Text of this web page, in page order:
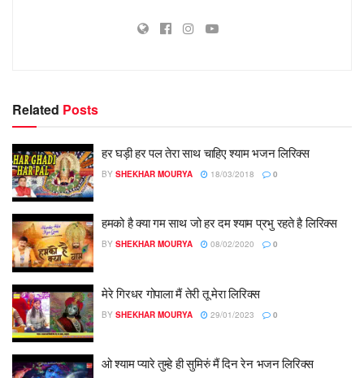
Related Posts
हर घड़ी हर पल तेरा साथ चाहिए श्याम भजन लिरिक्स
BY SHEKHAR MOURYA 18/03/2018 0
हमको है क्या गम साथ जो हर दम श्याम प्रभु रहते है लिरिक्स
BY SHEKHAR MOURYA 08/02/2020 0
मेरे गिरधर गोपाला मैं तेरी तू मेरा लिरिक्स
BY SHEKHAR MOURYA 29/01/2023 0
ओ श्याम प्यारे तुम्हे ही सुमिरुं मैं दिन रेन भजन लिरिक्स